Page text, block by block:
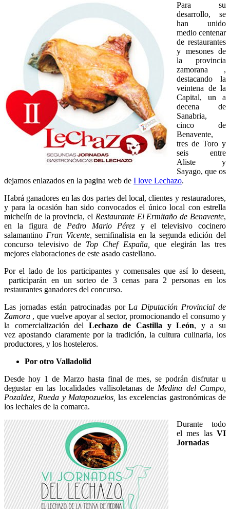
Para su
desarrollo, se
han unido
medio centenar
de restaurantes
y mesones de
la provincia
zamorana ,
destacando la
veintena de la
Capital, un a
decena de
Sanabria,
cinco de
Benavente,
tres de Toro y
seis entre
Aliste y
Sayago, que os
dejamos enlazados en la pagina web de I love Lechazo.
Habrá ganadores en las dos partes del local, clientes y restauradores,
y para la ocasión han sido convocados el único local con estrella
michelín de la provincia, el Restaurante El Ermitaño de Benavente,
en la figura de Pedro Mario Pérez y el televisivo cocinero
salamantino Fran Vicente, semifinalista en la segunda edición del
concurso televisivo de Top Chef España,
que elegirán las tres
mejores elaboraciones de este asado castellano.
Por el lado de los participantes y comensales que así lo deseen,
participarán en un sorteo de 3 cenas para 2 personas en los
restaurantes ganadores del concurso.
Las jornadas están patrocinadas por La Diputación Provincial de
Zamora , que vuelve apoyar al sector, promocionando el consumo y
la comercialización del Lechazo de Castilla y León, y a su
vez apostando claramente por la tradición, la cultura culinaria, los
productores, y los hosteleros.
Por otro Valladolid
Desde hoy 1 de Marzo hasta final de mes, se podrán disfrutar u
degustar en las localidades vallisoletanas de Medina del Campo,
Pozaldez, Rueda y Matapozuelos, las excelencias gastronómicas de
los lechales de la comarca.
Durante todo
el mes las VI
Jornadas